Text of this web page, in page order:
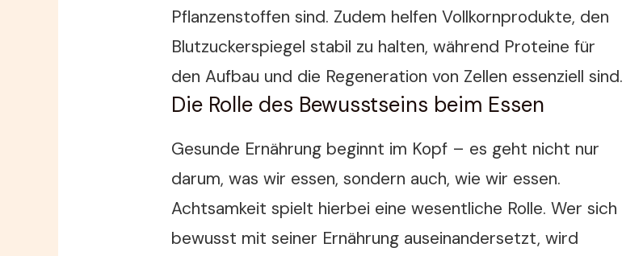
Pflanzenstoffen sind. Zudem helfen Vollkornprodukte, den
Blutzuckerspiegel stabil zu halten, während Proteine für
den Aufbau und die Regeneration von Zellen essenziell sind.
Die Rolle des Bewusstseins beim Essen
Gesunde Ernährung beginnt im Kopf – es geht nicht nur
darum, was wir essen, sondern auch, wie wir essen.
Achtsamkeit spielt hierbei eine wesentliche Rolle. Wer sich
bewusst mit seiner Ernährung auseinandersetzt, wird